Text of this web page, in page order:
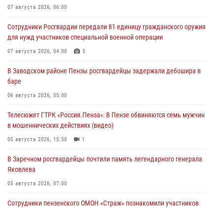
07 августа 2026, 06:00
Сотрудники Росгвардии передали 81 единицу гражданского оружия
для нужд участников специальной военной операции
07 августа 2026, 04:00 5
В Заводском районе Пензы росгвардейцы задержали дебошира в
баре
06 августа 2026, 05:00
Телесюжет ГТРК «Россия.Пенза»: В Пензе обвиняются семь мужчин
в мошеннических действиях (видео)
05 августа 2026, 15:50 1
В Заречном росгвардейцы почтили память легендарного генерала
Яковлева
05 августа 2026, 07:00
Сотрудники пензенского ОМОН «Страж» познакомили участников